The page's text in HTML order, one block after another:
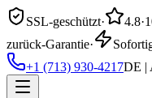
SSL-geschützt· 4.8·
zurück-Garantie·
+1 (713) 930-4217DE |